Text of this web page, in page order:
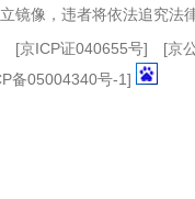
镜像，违者将依法追究法
[京ICP证040655号] [京
备05004340号-1]